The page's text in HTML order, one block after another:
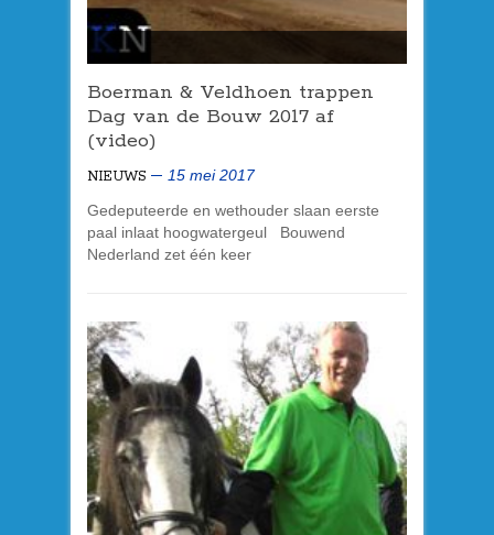
Boerman & Veldhoen trappen
Dag van de Bouw 2017 af
(video)
NIEUWS
15 mei 2017
Gedeputeerde en wethouder slaan eerste
paal inlaat hoogwatergeul Bouwend
Nederland zet één keer